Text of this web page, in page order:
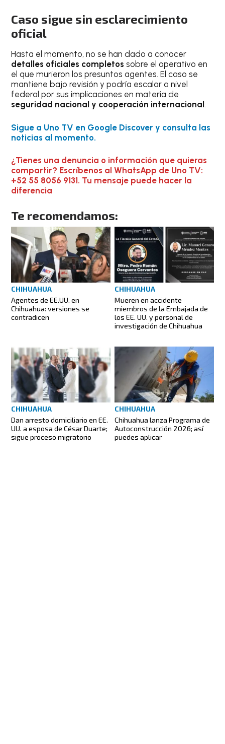
Caso sigue sin esclarecimiento
oficial
Hasta el momento, no se han dado a conocer
detalles oficiales completos sobre el operativo en
el que murieron los presuntos agentes. El caso se
mantiene bajo revisión y podría escalar a nivel
federal por sus implicaciones en materia de
seguridad nacional y cooperación internacional.
Sigue a Uno TV en Google Discover y consulta las
noticias al momento.
¿Tienes una denuncia o información que quieras
compartir? Escríbenos al WhatsApp de Uno TV:
+52 55 8056 9131. Tu mensaje puede hacer la
diferencia
Te recomendamos:
CHIHUAHUA
Agentes de EE.UU. en
Chihuahua: versiones se
contradicen
CHIHUAHUA
Mueren en accidente
miembros de la Embajada de
los EE. UU. y personal de
investigación de Chihuahua
CHIHUAHUA
Dan arresto domiciliario en EE.
UU. a esposa de César Duarte;
sigue proceso migratorio
CHIHUAHUA
Chihuahua lanza Programa de
Autoconstrucción 2026; así
puedes aplicar